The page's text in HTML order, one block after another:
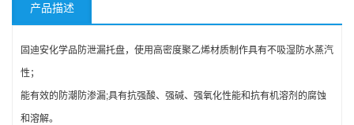
产品描述
固迪安化学品防泄漏托盘，使用高密度聚乙烯材质制作具有不吸湿防水蒸汽
性；
能有效的防潮防渗漏;具有抗强酸、强碱、强氧化性能和抗有机溶剂的腐蚀
和溶解。